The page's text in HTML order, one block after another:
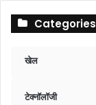
Categories
खेल
टेक्नॉलॉजी